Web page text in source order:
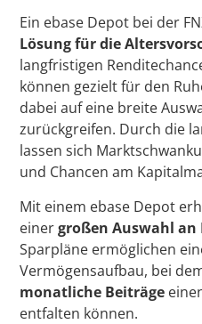
Ein ebase Depot bei der
Lösung für die
langfristigen
können gezielt für den
dabei auf eine breite
zurückgreifen. Durch die
lassen sich
und Chancen am
Mit einem ebase Depot
einergroßen Auswahl an
Sparpläne ermöglichen
Vermögensaufbau, bei
monatliche Beiträge
entfalten können.